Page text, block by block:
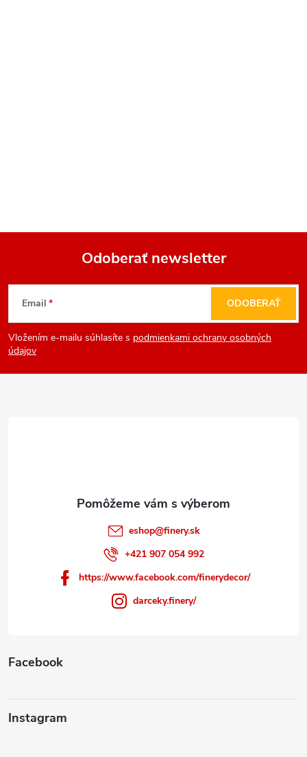
Z
á
p
Odoberať newsletter
Email
Vložením e-mailu súhlasíte s podmienkami ochrany osobných
údajov
ODOBERAŤ
eshop@finery.sk
+421 907 054 992
https://www.facebook.com/finerydecor/
darceky.finery/
Facebook
Instagram